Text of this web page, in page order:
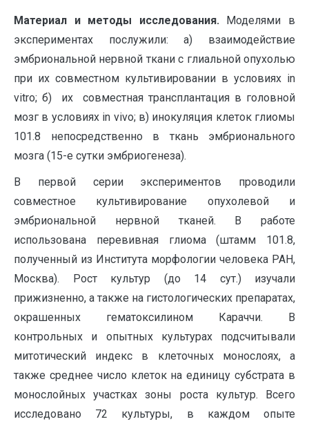
Материал и методы исследования. Моделями в
экспериментах послужили: а) взаимодействие
эмбриональной нервной ткани с глиальной опухолью
при их совместном культивировании в условиях in
vitro; б) их совместная трансплантация в головной
мозг в условиях in vivo; в) инокуляция клеток глиомы
101.8 непосредственно в ткань эмбрионального
мозга (15-е сутки эмбриогенеза).
В первой серии экспериментов проводили
совместное культивирование опухолевой и
эмбриональной нервной тканей. В работе
использована перевивная глиома (штамм 101.8,
полученный из Института морфологии человека РАН,
Москва). Рост культур (до 14 сут.) изучали
прижизненно, а также на гистологических препаратах,
окрашенных гематоксилином Караччи. В
контрольных и опытных культурах подсчитывали
митотический индекс в клеточных монослоях, а
также среднее число клеток на единицу субстрата в
монослойных участках зоны роста культур. Всего
исследовано 72 культуры, в каждом опыте